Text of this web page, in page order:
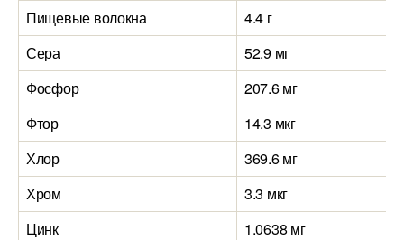
Пищевые волокна
4.4 г
Сера
52.9 мг
Фосфор
207.6 мг
Фтор
14.3 мкг
Хлор
369.6 мг
Хром
3.3 мкг
Цинк
1.0638 мг